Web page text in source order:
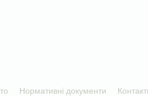
Нормативні документи